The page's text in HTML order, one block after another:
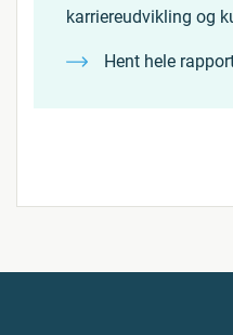
karriereudvikling og
Hent hele